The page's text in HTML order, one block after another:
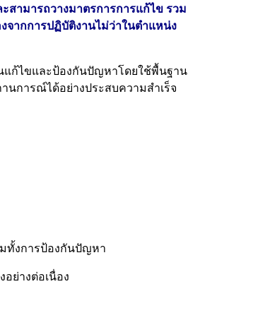
สามารถวางมาตรการการแก้ไข รวม
จากการปฏิบัติงานไม่ว่าในตำแหน่ง
ไขและป้องกันปัญหาโดยใช้พื้นฐาน
นการณ์ได้อย่างประสบความสำเร็จ
ทั้งการป้องกันปัญหา
ย่างต่อเนื่อง